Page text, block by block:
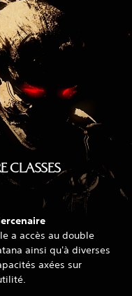
CLASSES
a accès au double
ainsi qu'à diverses
axées sur